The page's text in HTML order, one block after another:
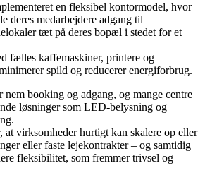
en fleksibel kontormodel, hvor
deres medarbejdere adgang til
tæt på deres bopæl i stedet for et
fælles kaffemaskiner, printere og
spild og reducerer energiforbrug.
booking og adgang, og mange centre
løsninger som LED-belysning og
at virksomheder hurtigt kan skalere op eller
eller faste lejekontrakter – og samtidig
fleksibilitet, som fremmer trivsel og